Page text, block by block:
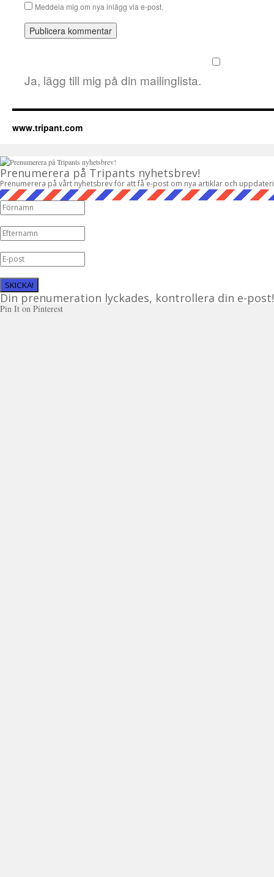
Meddela mig om nya inlägg via e-post.
Ja, lägg till mig på din mailinglista.
www.tripant.com
Prenumerera på Tripants nyhetsbrev!
Prenumerera på vårt nyhetsbrev för att få e-post om nya artiklar och
SKICKA!
Din prenumeration lyckades, kontrollera din e-post!
Pin It on Pinterest